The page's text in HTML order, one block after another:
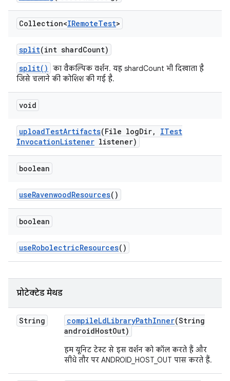
Collection<IRemoteTest>
split(int shardCount)
split()
का वैकल्पिक वर्शन. यह shardCount भी दिखाता है
जिसे चलाने की कोशिश की गई है.
void
uploadTestArtifacts(File logDir,
ITest
InvocationListener listener)
boolean
useRavenwoodResources()
boolean
useRobolectricResources()
प्रोटेक्टेड मेथड
String compileLdLibraryPathInner(String
androidHostOut)
हम यूनिट टेस्ट से इस वर्शन को कॉल करते हैं और
सीधे तौर पर ANDROID_HOST_OUT पास करते हैं.